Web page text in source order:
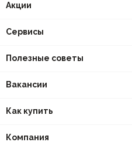
Акции
Сервисы
Полезные советы
Вакансии
Как купить
Компания